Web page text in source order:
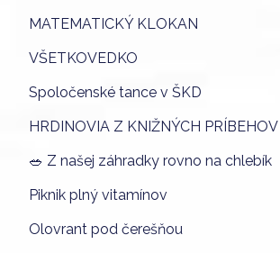
MATEMATICKÝ KLOKAN
VŠETKOVEDKO
Spoločenské tance v ŠKD
HRDINOVIA Z KNIŽNÝCH PRÍBEHOV
🥗 Z našej záhradky rovno na chlebík
Piknik plný vitamínov
Olovrant pod čerešňou